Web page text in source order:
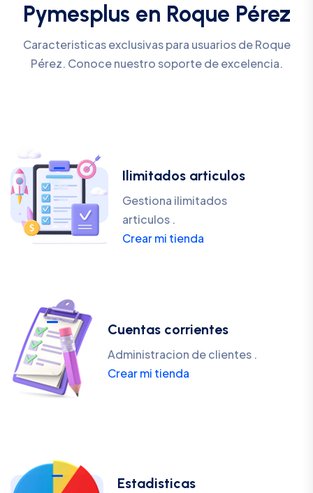
Pymesplus en Roque Pérez
Caracteristicas exclusivas para usuarios de Roque
Pérez. Conoce nuestro soporte de excelencia.
Ilimitados articulos
Gestiona ilimitados
articulos .
Crear mi tienda
Cuentas corrientes
Administracion de clientes .
Crear mi tienda
Estadisticas